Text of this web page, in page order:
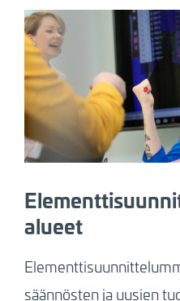
alueet
säännösten ja uusien